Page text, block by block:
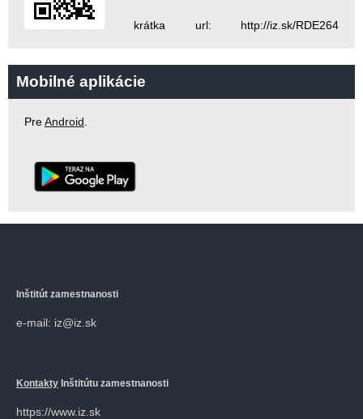
krátka url: http://iz.sk/RDE264
Mobilné aplikácie
PreAndroid.
Inštitút zamestnanosti
e-mail: iz@iz.sk
Kontakty Inštitútu zamestnanosti
https://www.iz.sk